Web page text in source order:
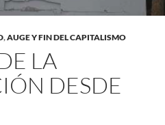
,AUGE Y FIN DEL CAPITALISMO
LA
DESDE